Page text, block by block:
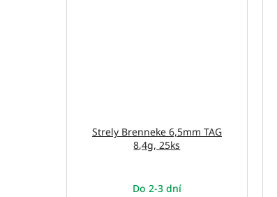
Strely Brenneke 6,5mm TAG
8,4g, 25ks
Do 2-3 dní